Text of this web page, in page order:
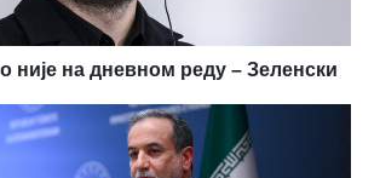
није на дневном реду – Зеленски